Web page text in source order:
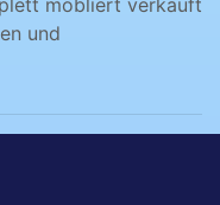
möbliert verkauft
und